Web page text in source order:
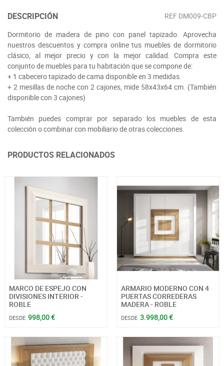
DESCRIPCIÓN REF DM009-CBP
Dormitorio de madera de pino con panel tapizado. Aprovecha
nuestros descuentos y compra online tus muebles de dormitorio
clásico, al mejor precio y con la mejor calidad. Compra este
conjunto de muebles para tu habitación que se compone de:
+ 1 cabecero tapizado de cama disponible en 3 medidas.
+ 2 mesillas de noche con 2 cajones, mide 58x43x64 cm. (También
disponible con 3 cajones)
También puedes comprar por separado los muebles de esta
colección o combinar con mobiliario de otras colecciones.
PRODUCTOS RELACIONADOS
MARCO DE ESPEJO CON
DIVISIONES INTERIOR -
ROBLE
DESDE 998,00 €
ARMARIO MODERNO CON 4
PUERTAS CORREDERAS
MADERA - ROBLE
DESDE 3.998,00 €